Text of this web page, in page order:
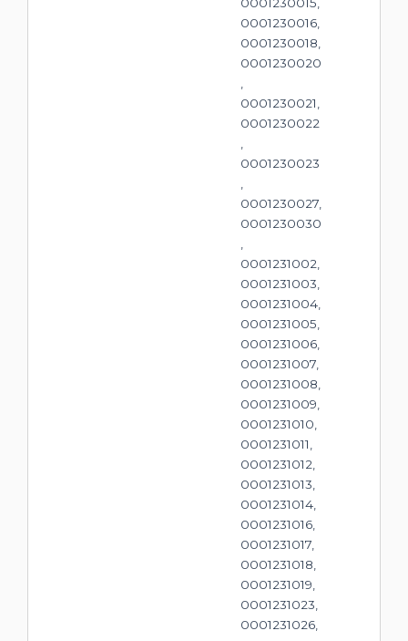
0001230015,
0001230016,
0001230018,
0001230020
,
0001230021,
0001230022
,
0001230023
,
0001230027,
0001230030
,
0001231002,
0001231003,
0001231004,
0001231005,
0001231006,
0001231007,
0001231008,
0001231009,
0001231010,
0001231011,
0001231012,
0001231013,
0001231014,
0001231016,
0001231017,
0001231018,
0001231019,
0001231023,
0001231026,